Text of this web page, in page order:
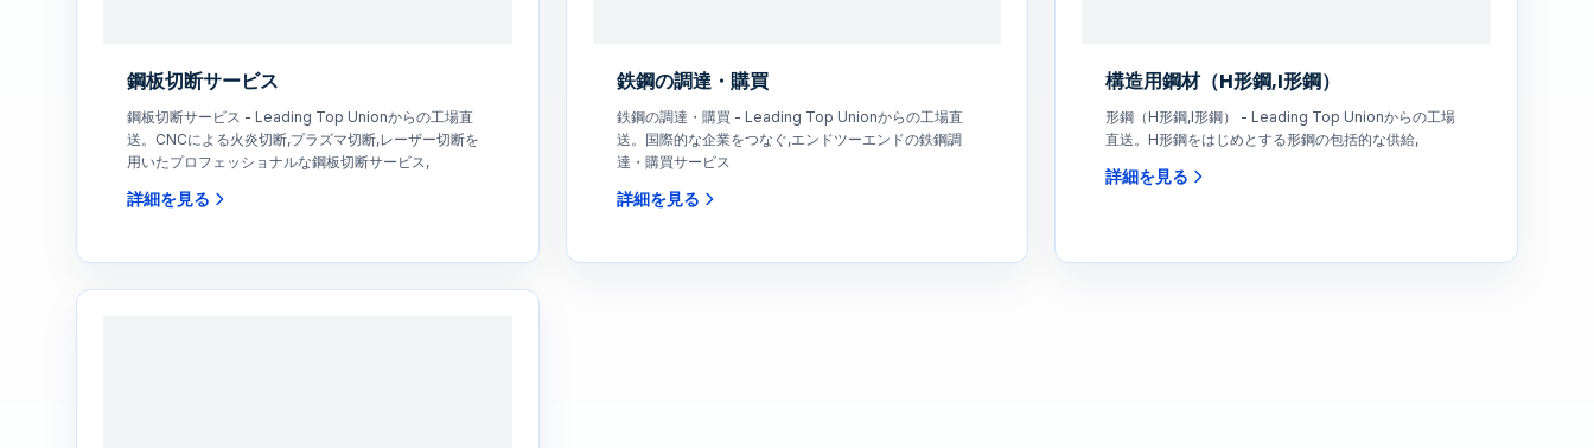
鋼板切断サービス
鋼板切断サービス - Leading Top Unionからの工場直
送。CNCによる火炎切断,プラズマ切断,レーザー切断を
用いたプロフェッショナルな鋼板切断サービス,
詳細を見る
鉄鋼の調達・購買
鉄鋼の調達・購買 - Leading Top Unionからの工場直
送。国際的な企業をつなぐ,エンドツーエンドの鉄鋼調
達・購買サービス
詳細を見る
構造用鋼材（H形鋼,I形鋼）
形鋼（H形鋼,I形鋼） - Leading Top Unionからの工場
直送。H形鋼をはじめとする形鋼の包括的な供給,
詳細を見る